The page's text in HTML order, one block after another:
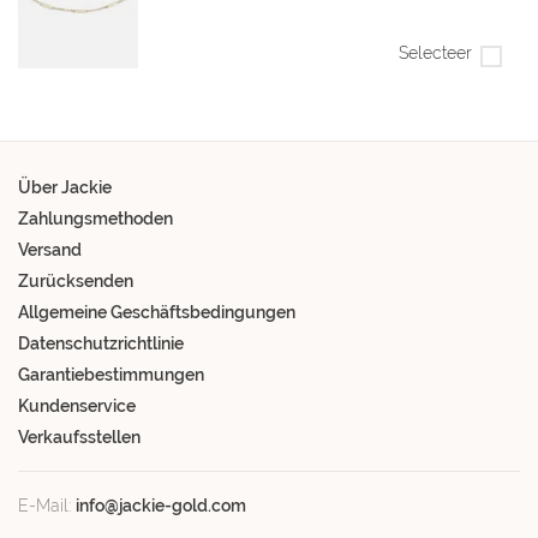
Selecteer
Über Jackie
Zahlungsmethoden
Versand
Zurücksenden
Allgemeine Geschäftsbedingungen
Datenschutzrichtlinie
Garantiebestimmungen
Kundenservice
Verkaufsstellen
E-Mail: info@jackie-gold.com